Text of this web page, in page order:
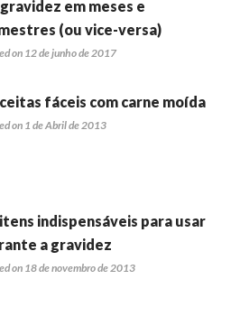
em meses e
(ou vice-versa)
on 12 de junho de 2017
fáceis com carne moída
on 1 de Abril de 2013
indispensáveis para usar
a gravidez
on 18 de novembro de 2013